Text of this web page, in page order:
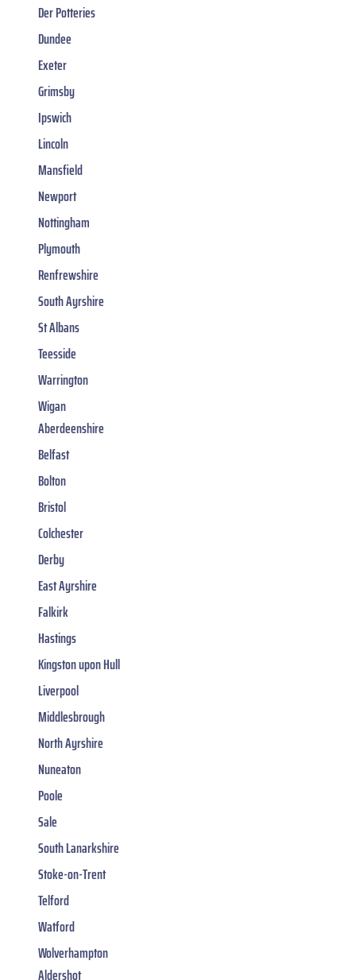
Der Potteries
Dundee
Exeter
Grimsby
Ipswich
Lincoln
Mansfield
Newport
Nottingham
Plymouth
Renfrewshire
South Ayrshire
St Albans
Teesside
Warrington
Wigan
Aberdeenshire
Belfast
Bolton
Bristol
Colchester
Derby
East Ayrshire
Falkirk
Hastings
Kingston upon Hull
Liverpool
Middlesbrough
North Ayrshire
Nuneaton
Poole
Sale
South Lanarkshire
Stoke-on-Trent
Telford
Watford
Wolverhampton
Aldershot